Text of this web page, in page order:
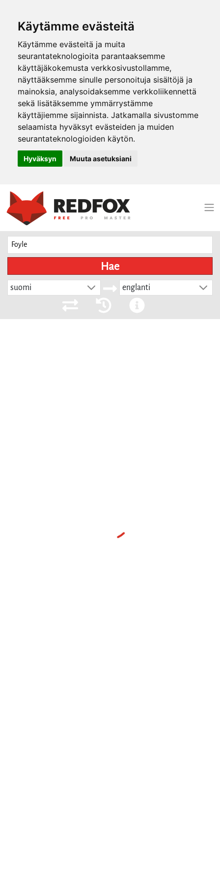
Käytämme evästeitä
Käytämme evästeitä ja muita
seurantateknologioita parantaaksemme
käyttäjäkokemusta verkkosivustollamme,
näyttääksemme sinulle personoituja sisältöjä ja
mainoksia, analysoidaksemme verkkoliikennettä
sekä lisätäksemme ymmärrystämme
käyttäjiemme sijainnista. Jatkamalla sivustomme
selaamista hyväksyt evästeiden ja muiden
seurantateknologioiden käytön.
Hyväksyn Muuta asetuksiani
Hae
suomi englanti